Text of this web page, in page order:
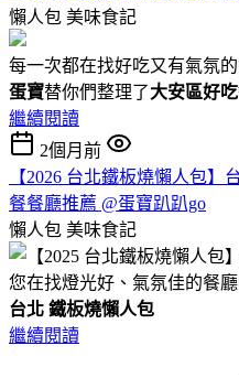
懶人包 美味食記
每一次都在找好吃又有氣氛的
蛋寶替你們整理了大安區好
繼續閱讀
2個月前
【2026 台北鐵板燒懶人包】
餐餐廳推薦 @蛋寶趴趴go
懶人包 美味食記
您在找燈光好、氣氛佳的餐廳
台北 鐵板燒懶人包
繼續閱讀